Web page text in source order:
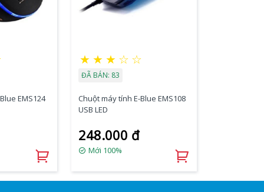
EMS124
★ ★ ★ ☆ ☆
ĐÃ BÁN: 83
Chuột máy tính E-Blue EMS108
USB LED
248.000 đ
Mới 100%